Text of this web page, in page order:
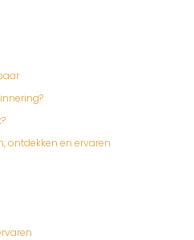
ontdekken en ervaren